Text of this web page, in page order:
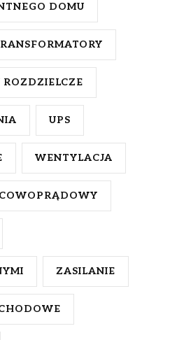
DOMU
ROZDZIELCZE
UPS
WENTYLACJA
ZASILANIE